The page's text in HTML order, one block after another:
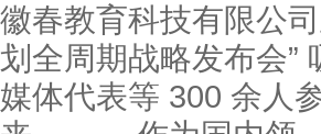
徽春教育科技有限公
划全周期战略发布会”
媒体代表等 300 余人